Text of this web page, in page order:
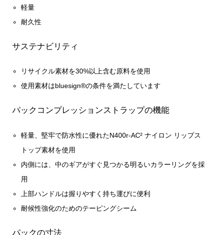
軽量
耐久性
サステナビリティ
リサイクル素材を30%以上含む原料を使用
使用素材はbluesign®の条件を満たしています
パックコンプレッションストラップの機能
軽量、堅牢で防水性に優れたN400r-AC² ナイロン リップス
トップ素材を使用
内側には、中のギアがすぐ見つかる明るいカラーリングを採
用
上部ハンドルは握りやすく持ち運びに便利
耐候性強化のためのテーピングシーム
パックの寸法